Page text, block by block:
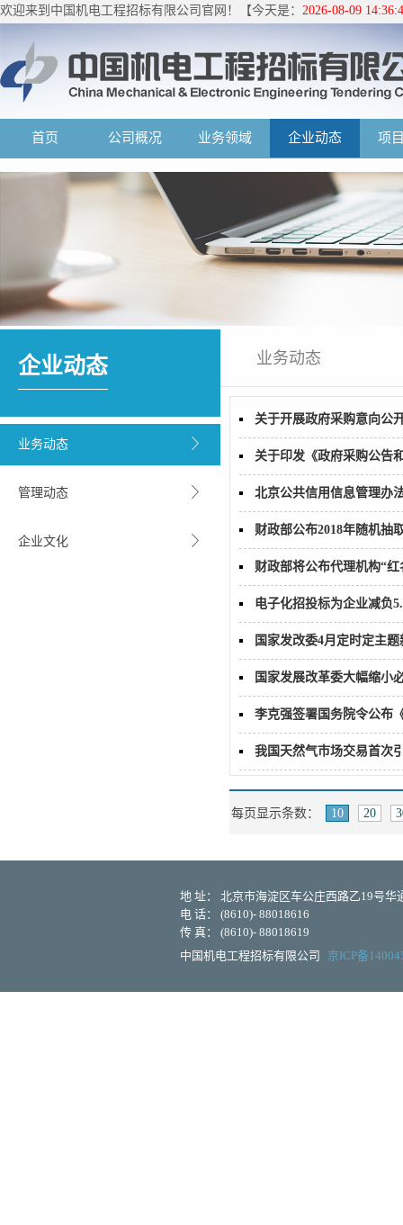
欢迎来到中国机电工程招标有限公司官网！【今天是： 2026-08-09
首页 公司概况 业务领域 企业动态 项
企业动态
业务动态
管理动态
企业文化
业务动态
关于开展政府采购意向公
关于印发《政府采购公告
北京公共信用信息管理办
财政部公布2018年随机抽
财政部将公布代理机构“红
电子化招投标为企业减负
国家发改委4月定时定主
国家发展改革委大幅缩小
李克强签署国务院令公布
我国天然气市场交易首次
每页显示条数： 10 20
地 址： 北京市海淀区车公庄西路乙19号华
电 话： (8610)- 88018616
传 真： (8610)- 88018619
中国机电工程招标有限公司
京ICP备